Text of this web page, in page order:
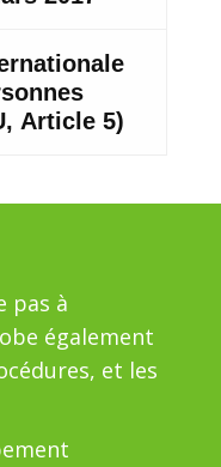
pas à
également
et les